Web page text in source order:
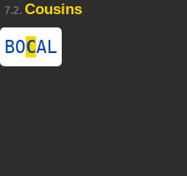
7.2. Cousins
BOCAL